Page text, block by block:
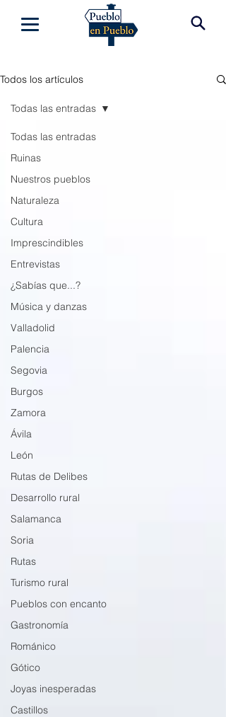
Todos los artículos
Todas las entradas
Ruinas
Nuestros pueblos
Naturaleza
Cultura
Imprescindibles
Entrevistas
¿Sabías que...?
Música y danzas
Valladolid
Palencia
Segovia
Burgos
Zamora
Ávila
León
Rutas de Delibes
Desarrollo rural
Salamanca
Soria
Rutas
Turismo rural
Pueblos con encanto
Gastronomía
Románico
Gótico
Joyas inesperadas
Castillos
Todas las entradas